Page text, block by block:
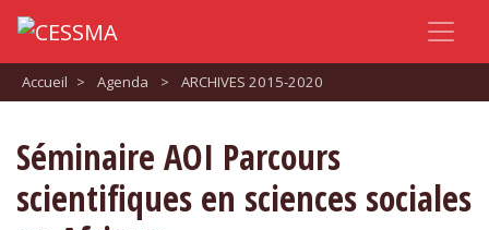
Accueil > Agenda > ARCHIVES 2015-2020
Séminaire AOI Parcours
scientifiques en sciences sociales